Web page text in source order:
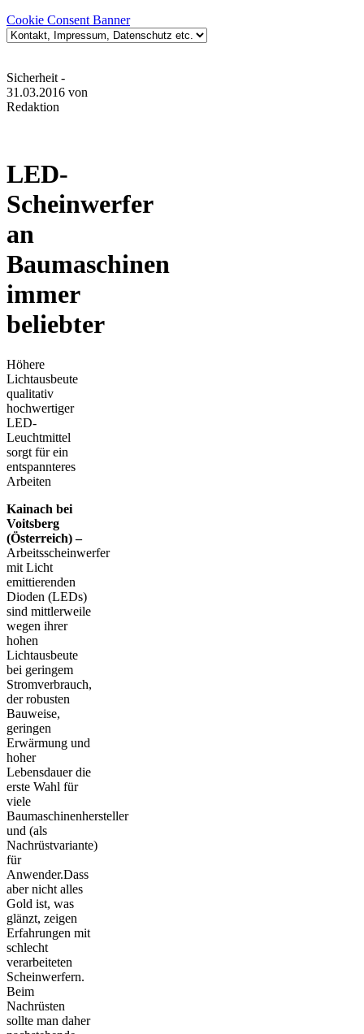
Cookie Consent Banner
Sicherheit -
31.03.2016 von
Redaktion
LED-
Scheinwerfer
an
Baumaschinen
immer
beliebter
Höhere
Lichtausbeute
qualitativ
hochwertiger
LED-
Leuchtmittel
sorgt für ein
entspannteres
Arbeiten
Kainach bei
Voitsberg
(Öster­reich) –
Arbeitsscheinwerfer
mit Licht
emittierenden
Dioden (LEDs)
sind mittlerweile
wegen ihrer
hohen
Lichtausbeute
bei geringem
Stromverbrauch,
der robusten
Bauweise,
geringen
Erwärmung und
hoher
Lebensdauer die
erste Wahl für
viele
Baumaschinenhersteller
und (als
Nachrüstvariante)
für
Anwender.Dass
aber nicht alles
Gold ist, was
glänzt, zeigen
Erfahrungen mit
schlecht
verarbeiteten
Scheinwerfern.
Beim
Nachrüsten
sollte man daher